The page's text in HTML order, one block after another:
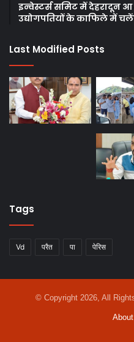
इन्वेस्टर्स समिट में देहरादून आ
उद्योगपतियों के काफिले में
Last Modified Posts
Tags
Vd परैत पा पेरिस
© Copyright 2026, All
About